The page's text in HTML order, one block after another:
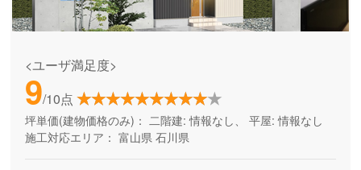
<ユーザ満足度>
9/10点
坪単価(建物価格のみ)： 二階建: 情報なし、 平屋: 情報なし
施工対応エリア： 富山県 石川県